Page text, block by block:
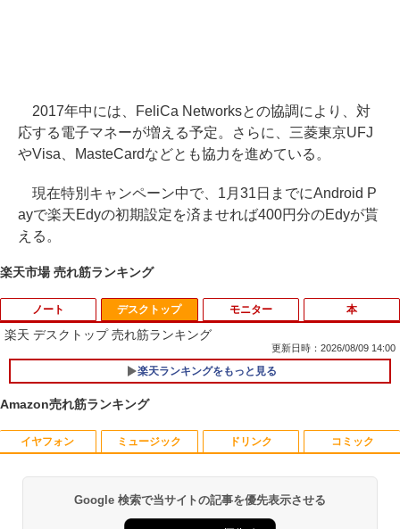
2017年中には、FeliCa Networksとの協調により、対
応する電子マネーが増える予定。さらに、三菱東京UFJ
やVisa、MasteCardなどとも協力を進めている。
現在特別キャンペーン中で、1月31日までにAndroid P
ayで楽天Edyの初期設定を済ませれば400円分のEdyが貰
える。
楽天市場 売れ筋ランキング
ノート
1
【★最大100%ポイント】【大特価!訳あ
り!】富士通 LIFEBOOK A576/第6世代 C
パソコン ノートパソコン Windows11 W
indows10
デスクトップ
楽天 デスクトップ 売れ筋ランキング
更新日時：2026/08/09 14:00
楽天ランキングをもっと見る
モニター
1
富士通 Fujitsu 液晶モニター VL-17CST
ックライト SXGA 1280×1024 TNパネル
非光沢 ノングレア DVI VESA準拠 ディス
プレイ 【中古】
本
1
ちいかわ なんか小さくてかわいいやつ
￥1,100
Amazon売れ筋ランキング
イヤフォン
Anker Soundcore P40i オフホワイト
ミュージック
BRUCE WAYNE feat. Flo Milli, ATL Jacob
[Explicit]
ドリンク
【Amazon.co.jp限定】 い・ろ・は・す 2L P
ET ラベルレス ×8本
コミック
薬屋のひとりごと 17巻 (デジタル版ビッグガ
ンガンコミックス)
Google 検索で当サイトの記事を優先表示させる